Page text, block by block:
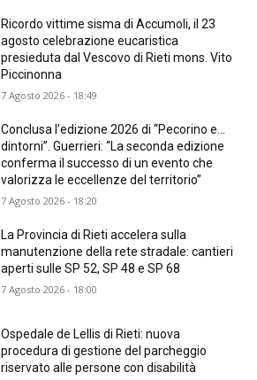
Ricordo vittime sisma di Accumoli, il 23
agosto celebrazione eucaristica
presieduta dal Vescovo di Rieti mons. Vito
Piccinonna
7 Agosto 2026 - 18:49
Conclusa l’edizione 2026 di “Pecorino e…
dintorni”. Guerrieri: “La seconda edizione
conferma il successo di un evento che
valorizza le eccellenze del territorio”
7 Agosto 2026 - 18:20
La Provincia di Rieti accelera sulla
manutenzione della rete stradale: cantieri
aperti sulle SP 52, SP 48 e SP 68
7 Agosto 2026 - 18:00
Ospedale de Lellis di Rieti: nuova
procedura di gestione del parcheggio
riservato alle persone con disabilità